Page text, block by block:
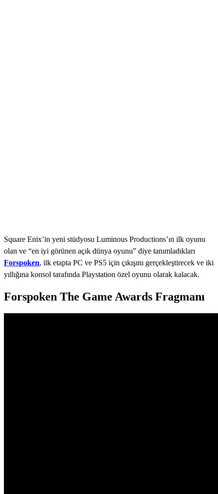
Square Enix’in yeni stüdyosu Luminous Productions’ın ilk oyunu
olan ve “en iyi görünen açık dünya oyunu” diye tanımladıkları
Forspoken, ilk etapta PC ve PS5 için çıkışını gerçekleştirecek ve iki
yıllığına konsol tarafında Playstation özel oyunu olarak kalacak.
Forspoken The Game Awards Fragmanı